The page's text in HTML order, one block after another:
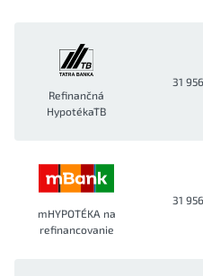
Refinančná
HypotékaTB
31
mHYPOTÉKA na
refinancovanie
31